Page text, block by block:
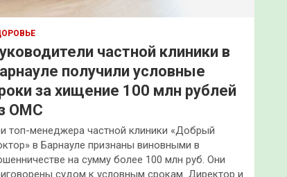
частной клиники в
получили условные
за хищение 100 млн рублей
ОМС
топ-менеджера частной клиники «Добрый
в Барнауле признаны виновными в
на сумму более 100 млн руб. Они
судом к условным срокам. Директор и